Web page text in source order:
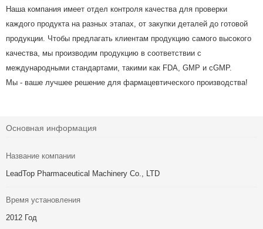
Наша компания имеет отдел контроля качества для проверки
каждого продукта на разных этапах, от закупки деталей до готовой
продукции. Чтобы предлагать клиентам продукцию самого высокого
качества, мы производим продукцию в соответствии с
международными стандартами, такими как FDA, GMP и cGMP.
Мы - ваше лучшее решение для фармацевтического производства!
Основная информация
Название компании
LeadTop Pharmaceutical Machinery Co., LTD
Время установления
2012 Год